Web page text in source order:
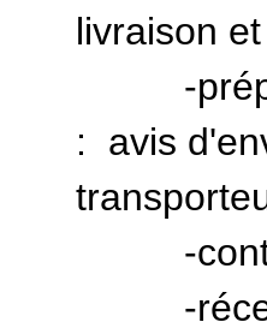
livraison
-
: avis
-
-